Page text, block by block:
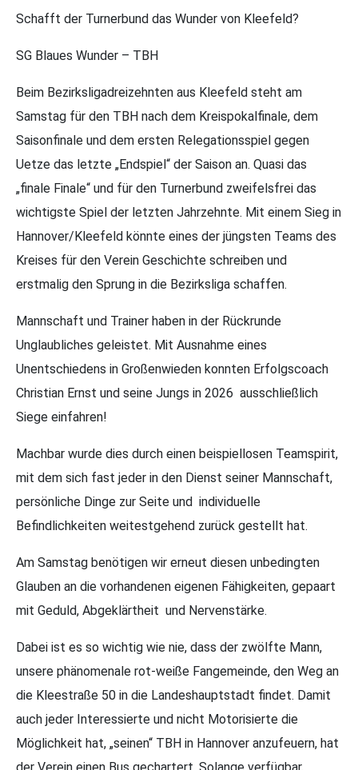
Schafft der Turnerbund das Wunder von Kleefeld?
SG Blaues Wunder – TBH
Beim Bezirksligadreizehnten aus Kleefeld steht am
Samstag für den TBH nach dem Kreispokalfinale, dem
Saisonfinale und dem ersten Relegationsspiel gegen
Uetze das letzte „Endspiel“ der Saison an. Quasi das
„finale Finale“ und für den Turnerbund zweifelsfrei das
wichtigste Spiel der letzten Jahrzehnte. Mit einem Sieg in
Hannover/Kleefeld könnte eines der jüngsten Teams des
Kreises für den Verein Geschichte schreiben und
erstmalig den Sprung in die Bezirksliga schaffen.
Mannschaft und Trainer haben in der Rückrunde
Unglaubliches geleistet. Mit Ausnahme eines
Unentschiedens in Großenwieden konnten Erfolgscoach
Christian Ernst und seine Jungs in 2026 ausschließlich
Siege einfahren!
Machbar wurde dies durch einen beispiellosen Teamspirit,
mit dem sich fast jeder in den Dienst seiner Mannschaft,
persönliche Dinge zur Seite und individuelle
Befindlichkeiten weitestgehend zurück gestellt hat.
Am Samstag benötigen wir erneut diesen unbedingten
Glauben an die vorhandenen eigenen Fähigkeiten, gepaart
mit Geduld, Abgeklärtheit und Nervenstärke.
Dabei ist es so wichtig wie nie, dass der zwölfte Mann,
unsere phänomenale rot-weiße Fangemeinde, den Weg an
die Kleestraße 50 in die Landeshauptstadt findet. Damit
auch jeder Interessierte und nicht Motorisierte die
Möglichkeit hat, „seinen“ TBH in Hannover anzufeuern, hat